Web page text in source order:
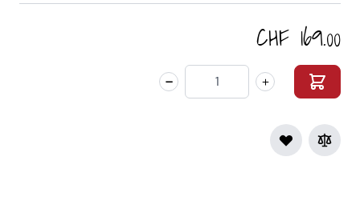
CHF 169.00
Menge